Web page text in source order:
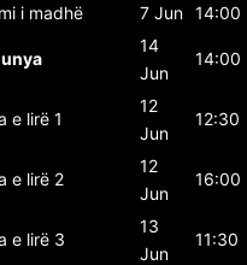
i madhë 7 Jun 14:00
14
Jun
14:00
e lirë 1
12
Jun
12:30
e lirë 2
12
Jun
16:00
e lirë 3
13
Jun
11:30